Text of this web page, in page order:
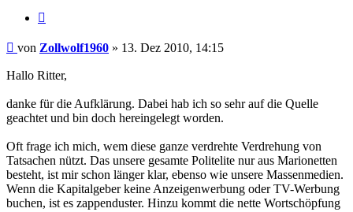
Beitrag
von Zollwolf1960 » 13. Dez 2010, 14:15
Hallo Ritter,
danke für die Aufklärung. Dabei hab ich so sehr auf die Quelle
geachtet und bin doch hereingelegt worden.
Oft frage ich mich, wem diese ganze verdrehte Verdrehung von
Tatsachen nützt. Das unsere gesamte Politelite nur aus Marionetten
besteht, ist mir schon länger klar, ebenso wie unsere Massenmedien.
Wenn die Kapitalgeber keine Anzeigenwerbung oder TV-Werbung
buchen, ist es zappenduster. Hinzu kommt die nette Wortschöpfung